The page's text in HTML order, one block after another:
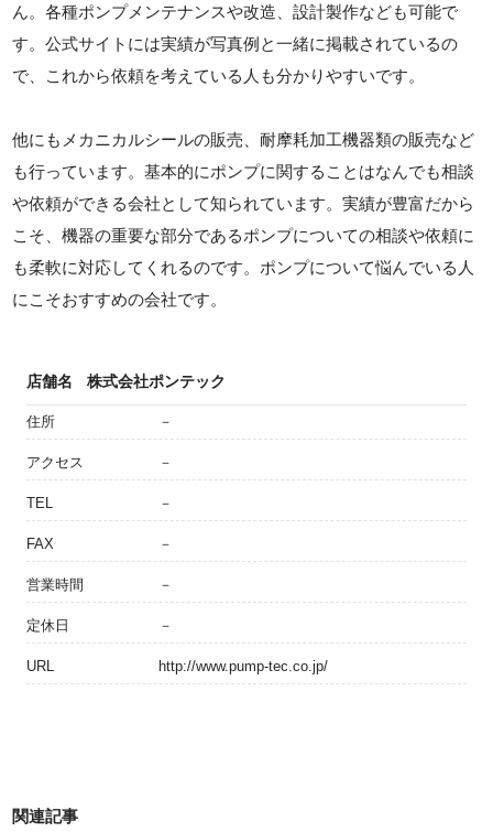
ん。各種ポンプメンテナンスや改造、設計製作なども可能で
す。公式サイトには実績が写真例と一緒に掲載されているの
で、これから依頼を考えている人も分かりやすいです。
他にもメカニカルシールの販売、耐摩耗加工機器類の販売など
も行っています。基本的にポンプに関することはなんでも相談
や依頼ができる会社として知られています。実績が豊富だから
こそ、機器の重要な部分であるポンプについての相談や依頼に
も柔軟に対応してくれるのです。ポンプについて悩んでいる人
にこそおすすめの会社です。
店舗名 株式会社ポンテック
住所 －
アクセス －
TEL －
FAX －
営業時間 －
定休日 －
URL http://www.pump-tec.co.jp/
関連記事